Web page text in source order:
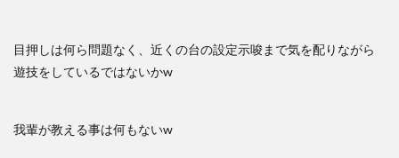
目押しは何ら問題なく、近くの台の設定示唆まで気を配りながら
遊技をしているではないかw
我輩が教える事は何もないw